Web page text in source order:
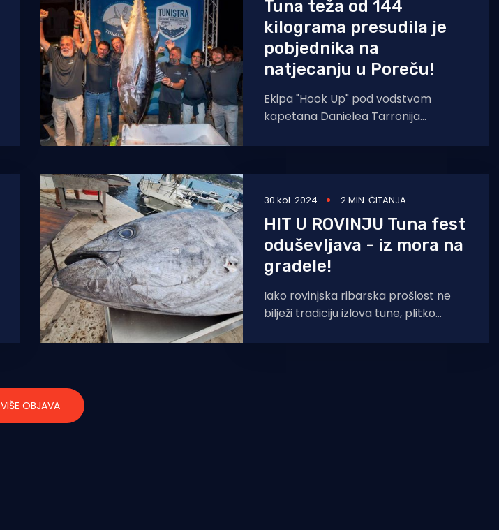
Tuna teža od 144
kilograma presudila je
pobjednika na
natjecanju u Poreču!
Ekipa "Hook Up" pod vodstvom
kapetana Danielea Tarronija
međunarodnog turnira u lovu na
30 kol. 2024 2 MIN. ČITANJA
HIT U ROVINJU Tuna fest
oduševljava - iz mora na
gradele!
Iako rovinjska ribarska prošlost ne
bilježi tradiciju izlova tune, plitko
iznenađuje primjercima
VIŠE OBJAVA